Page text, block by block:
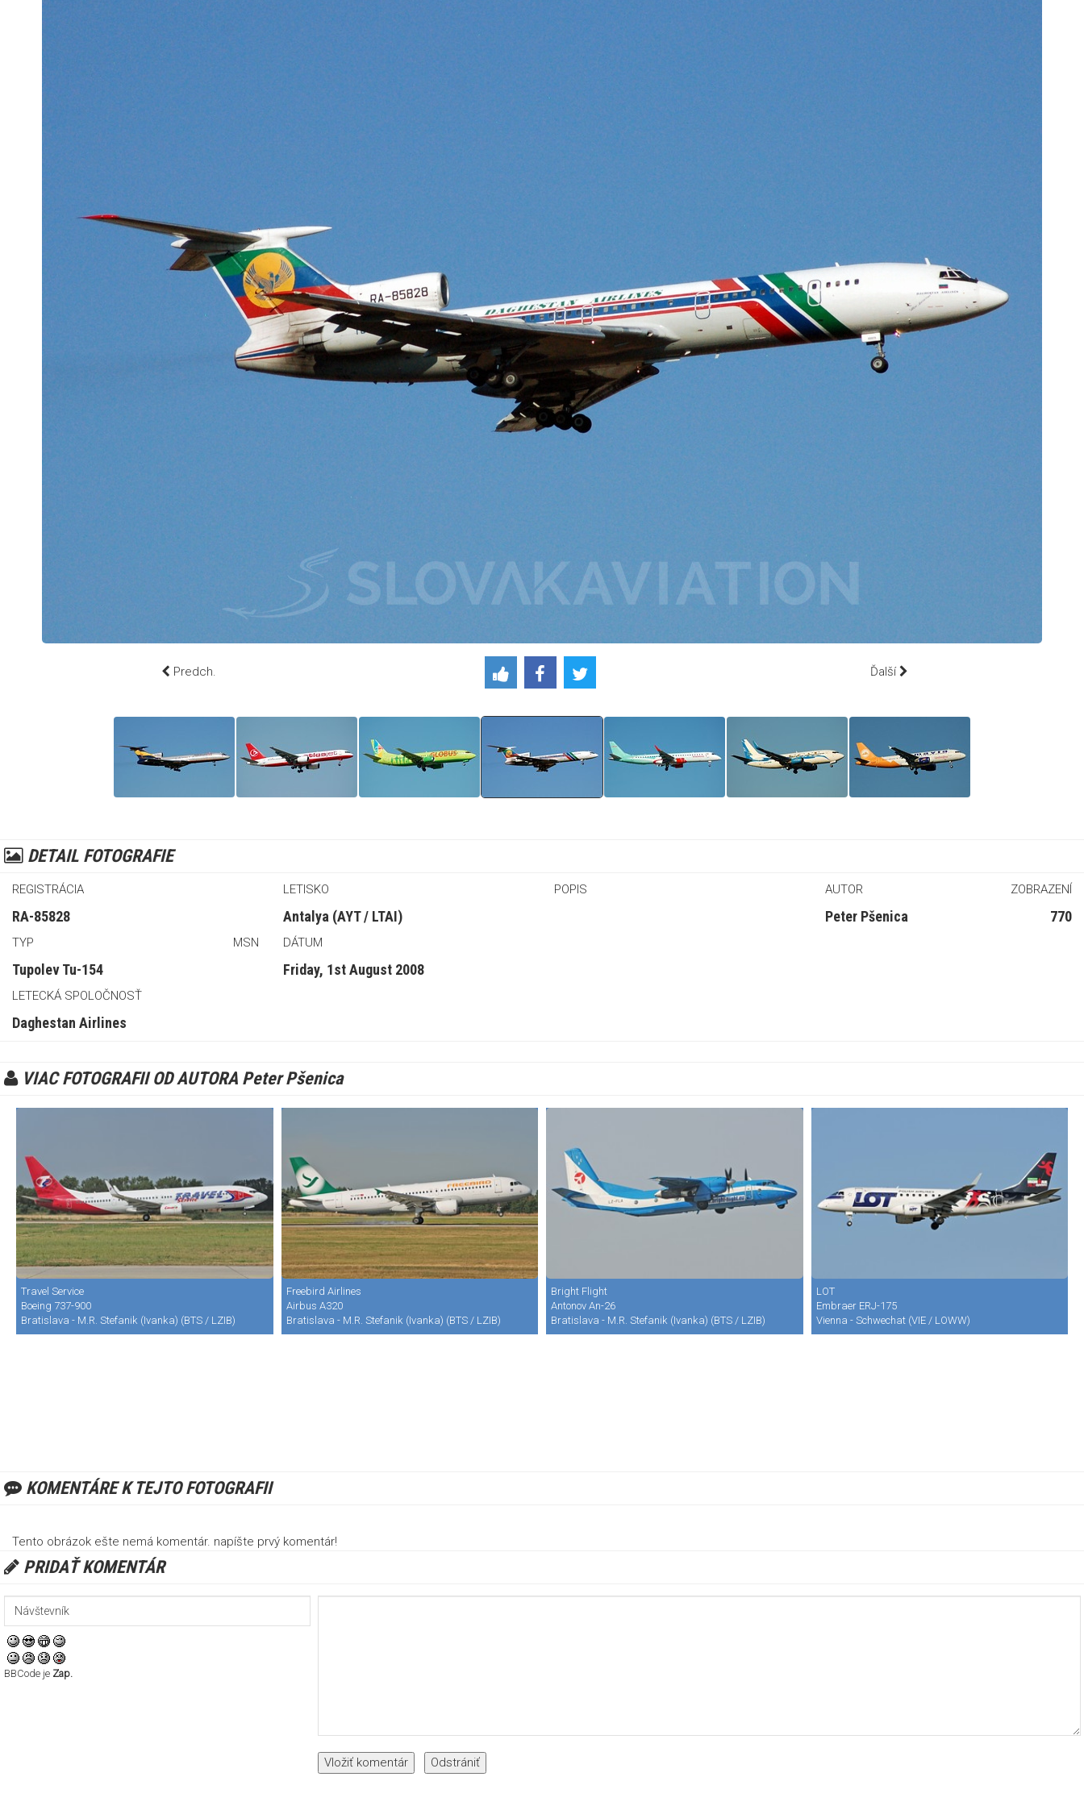
Predch. Ďalší
DETAIL FOTOGRAFIE
REGISTRÁCIA
RA-85828
TYP MSN
Tupolev Tu-154
LETECKÁ SPOLOČNOSŤ
Daghestan Airlines
LETISKO
Antalya (AYT / LTAI)
DÁTUM
Friday, 1st August 2008
POPIS AUTOR ZOBRAZENÍ
Peter Pšenica 770
VIAC FOTOGRAFII OD AUTORA Peter Pšenica
Travel Service
Boeing 737-900
Bratislava - M.R. Stefanik (Ivanka) (BTS / LZIB)
Freebird Airlines
Airbus A320
Bratislava - M.R. Stefanik (Ivanka) (BTS / LZIB)
Bright Flight
Antonov An-26
Bratislava - M.R. Stefanik (Ivanka) (BTS / LZIB)
LOT
Embraer ERJ-175
Vienna - Schwechat (VIE / LOWW)
KOMENTÁRE K TEJTO FOTOGRAFII
Tento obrázok ešte nemá komentár. napíšte prvý komentár!
PRIDAŤ KOMENTÁR
BBCode je Zap.